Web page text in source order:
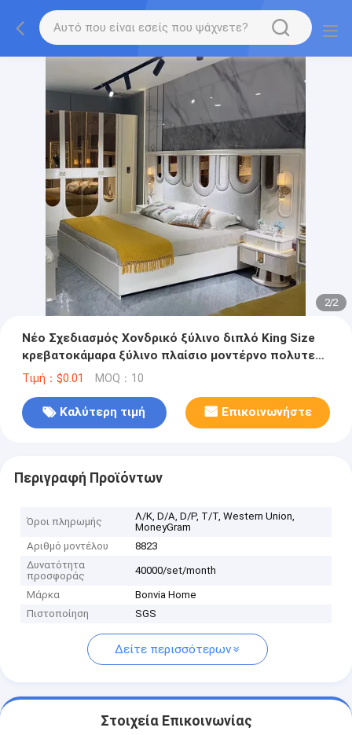
2/2
Νέο Σχεδιασμός Χονδρικό ξύλινο διπλό King Size
κρεβατοκάμαρα ξύλινο πλαίσιο μοντέρνο πολυτελή
ξύλινο έπιπλα για το σπίτι σύνολα κρεβατοκάμαρα
Τιμή：$0.01 MOQ：10
Καλύτερη τιμή Επικοινωνήστε
Περιγραφή Προϊόντων
Όροι πληρωμής
Λ/Κ, D/A, D/P, T/T, Western Union,
MoneyGram
Αριθμό μοντέλου
8823
Δυνατότητα
προσφοράς
40000/set/month
Μάρκα
Bonvia Home
Πιστοποίηση
SGS
Δείτε περισσότερων
Στοιχεία Επικοινωνίας